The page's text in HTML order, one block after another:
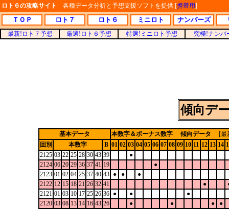
ロト６の攻略サイト 各種データ分析と予想支援ソフトを提供 [携帯用]
ＴＯＰ ロト７ ロト６ ミニロト ナンバーズ
最新!ロト７予想 厳選!ロト６予想 特選!ミニロト予想 究極!ナンバ
傾向デ
基本データ 本数字＆ボーナス数字 傾向データ [最
回別
本数字 B 01 02 03 04 05 06 07 08 09 10 11 12 13 14
2125 03 22 25 28 30 43 39
●
2124 06 20 29 36 37 41 19
●
2123 01 02 04 25 37 40 43 ● ●
●
2122 12 15 18 21 26 32 41 ●
2121 01 03 10 17 25 26 36 ● ●
●
2120 03 08 13 14 16 43 26 ● ● ●
●